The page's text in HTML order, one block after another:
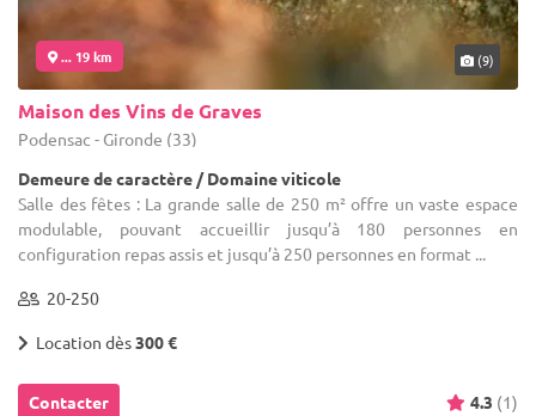
... 19 km (9)
Maison des Vins de Graves
Podensac - Gironde (33)
Demeure de caractère / Domaine viticole
Salle des fêtes : La grande salle de 250 m² offre un vaste espace
modulable, pouvant accueillir jusqu’à 180 personnes en
configuration repas assis et jusqu’à 250 personnes en format ...
20-250
Location dès300 €
Contacter 4.3 (1)